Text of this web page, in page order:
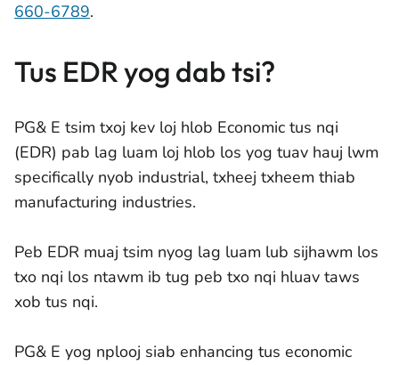
660-6789.
Tus EDR yog dab tsi?
PG& E tsim txoj kev loj hlob Economic tus nqi
(EDR) pab lag luam loj hlob los yog tuav hauj lwm
specifically nyob industrial, txheej txheem thiab
manufacturing industries.
Peb EDR muaj tsim nyog lag luam lub sijhawm los
txo nqi los ntawm ib tug peb txo nqi hluav taws
xob tus nqi.
PG& E yog nplooj siab enhancing tus economic